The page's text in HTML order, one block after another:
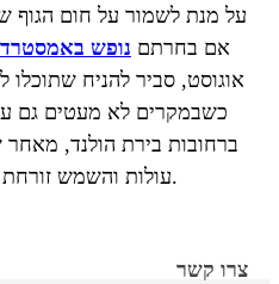
על מנת לשמור על חום הגוף
אם בחרתם נופש
אוגוסט, סביר להניח
כשבמקרים לא מעטים גם
ברחובות בירת הולנד,
עולות והשמש זורחת בשמיים לאורך כל שעות היום.
צרו קשר